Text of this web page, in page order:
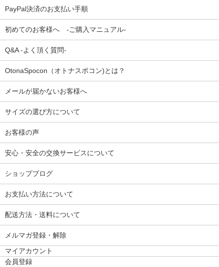
PayPal決済のお支払い手順
初めてのお客様へ -ご購入マニュアル-
Q&A -よく頂く質問-
OtonaSpocon（オトナスポコン)とは？
メールが届かないお客様へ
サイズの選び方について
お客様の声
安心・安全の交換サービスについて
ショップブログ
お支払い方法について
配送方法・送料について
メルマガ登録・解除
マイアカウント
会員登録